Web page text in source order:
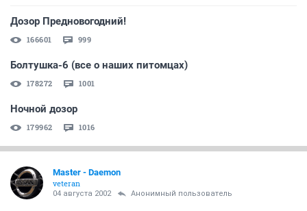
Дозор Предновогодний!
166601 999
Болтушка-6 (все о наших питомцах)
178272 1001
Ночной дозор
179962 1016
Master - Daemon
veteran
04 августа 2002 Анонимный пользователь